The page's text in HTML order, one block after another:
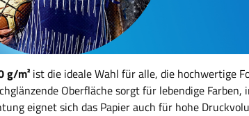
g/m² ist die ideale Wahl für alle, die hochwertige
Oberfläche sorgt für lebendige
eignet sich das Papier auch für hohe